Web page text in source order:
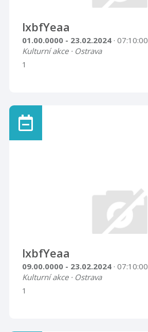
lxbfYeaa
01.00.0000 - 23.02.2024 · 07:10:00
Kulturní akce · Ostrava
1
lxbfYeaa
09.00.0000 - 23.02.2024 · 07:10:00
Kulturní akce · Ostrava
1